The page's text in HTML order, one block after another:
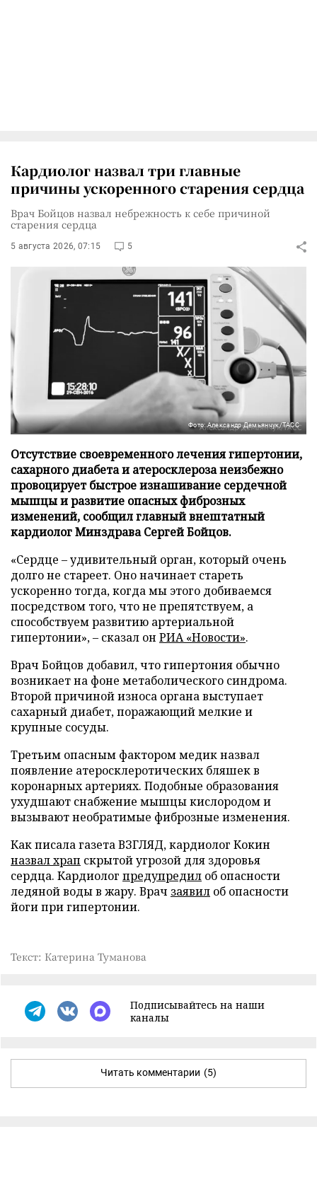
Кардиолог назвал три главные
причины ускоренного старения сердца
Врач Бойцов назвал небрежность к себе причиной
старения сердца
5 августа 2026, 07:15 5
Фото: Александр Демьянчук/ТАСС
Отсутствие своевременного лечения гипертонии,
сахарного диабета и атеросклероза неизбежно
провоцирует быстрое изнашивание сердечной
мышцы и развитие опасных фиброзных
изменений, сообщил главный внештатный
кардиолог Минздрава Сергей Бойцов.
«Сердце – удивительный орган, который очень
долго не стареет. Оно начинает стареть
ускоренно тогда, когда мы этого добиваемся
посредством того, что не препятствуем, а
способствуем развитию артериальной
гипертонии», – сказал он РИА «Новости».
Врач Бойцов добавил, что гипертония обычно
возникает на фоне метаболического синдрома.
Второй причиной износа органа выступает
сахарный диабет, поражающий мелкие и
крупные сосуды.
Третьим опасным фактором медик назвал
появление атеросклеротических бляшек в
коронарных артериях. Подобные образования
ухудшают снабжение мышцы кислородом и
вызывают необратимые фиброзные изменения.
Как писала газета ВЗГЛЯД, кардиолог Кокин
назвал храп скрытой угрозой для здоровья
сердца. Кардиолог предупредил об опасности
ледяной воды в жару. Врач заявил об опасности
йоги при гипертонии.
Текст: Катерина Туманова
Подписывайтесь на наши
каналы
Читать комментарии (5)